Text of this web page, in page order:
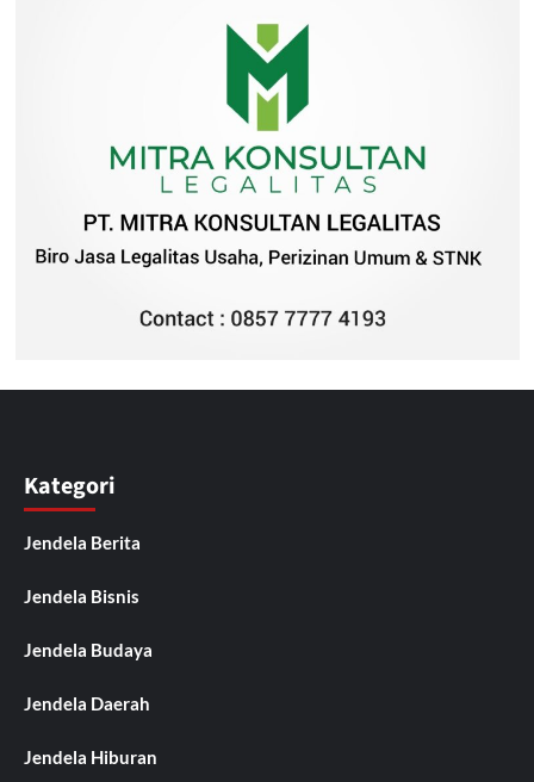
Kategori
Jendela Berita
Jendela Bisnis
Jendela Budaya
Jendela Daerah
Jendela Hiburan